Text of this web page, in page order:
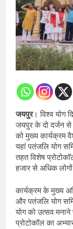
जयपुर। विश्व योग
जयपुर के दो दर्जन से
को मुख्य कार्यक्रम
यहां पतंजलि योग
तहत विशेष
हजार से अधिक
कार्यक्रम के मुख्य
और पतंजलि योग
योग को उत्सव
प्रोटोकॉल का